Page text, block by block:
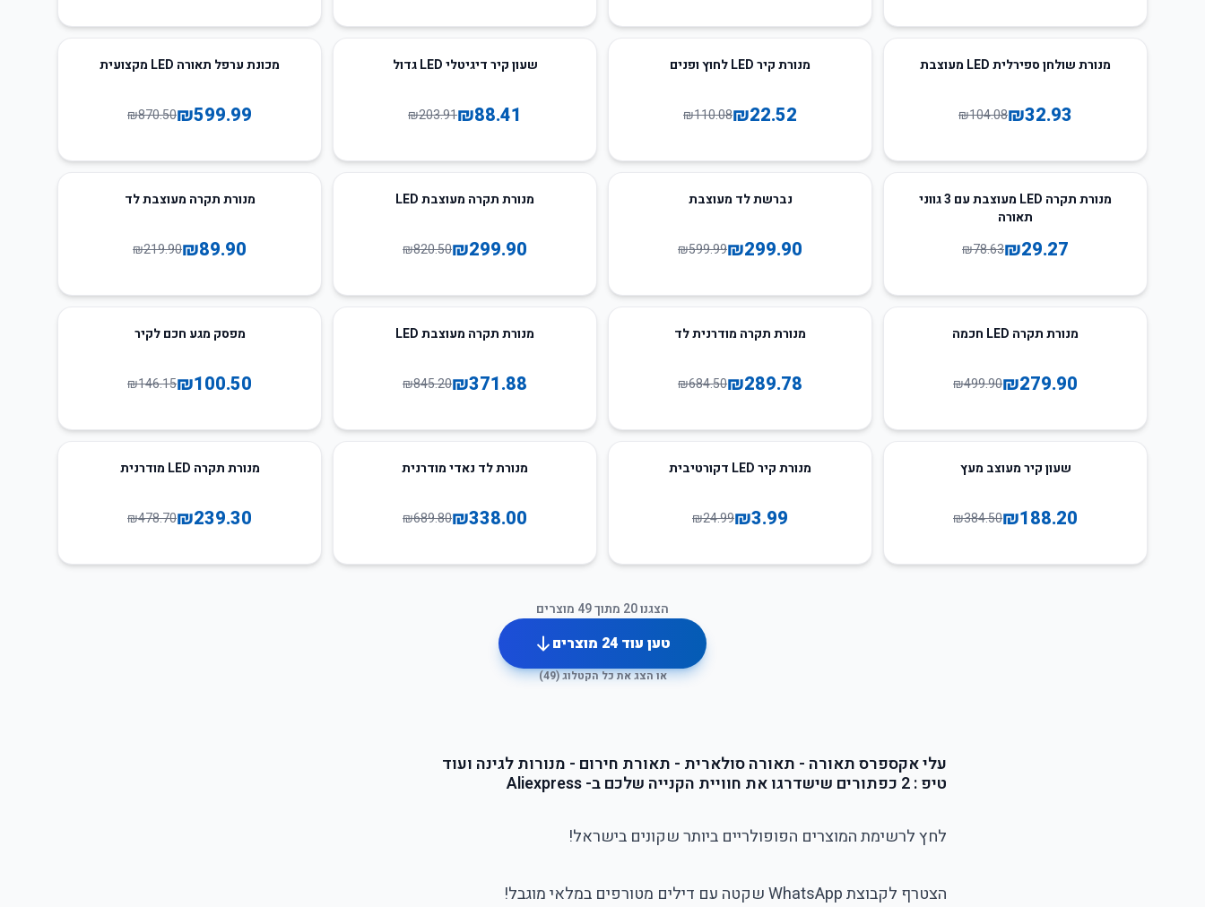
מנורת שולחן ספירלית LED מעוצבת
₪32.93
₪104.08
מנורת קיר LED לחוץ ופנים
₪22.52
₪110.08
שעון קיר דיגיטלי LED גדול
₪88.41
₪203.91
מכונת ערפל תאורה LED מקצועית
₪599.99
₪870.50
מנורת תקרה LED מעוצבת עם 3 גווני
תאורה
₪29.27
₪78.63
נברשת לד מעוצבת
₪299.90
₪599.99
מנורת תקרה מעוצבת LED
₪299.90
₪820.50
מנורת תקרה מעוצבת לד
₪89.90
₪219.90
מנורת תקרה LED חכמה
₪279.90
₪499.90
מנורת תקרה מודרנית לד
₪289.78
₪684.50
מנורת תקרה מעוצבת LED
₪371.88
₪845.20
מפסק מגע חכם לקיר
₪100.50
₪146.15
שעון קיר מעוצב מעץ
₪188.20
₪384.50
מנורת קיר LED דקורטיבית
₪3.99
₪24.99
מנורת לד נאדי מודרנית
₪338.00
₪689.80
מנורת תקרה LED מודרנית
₪239.30
₪478.70
הצגנו20 מתוך49 מוצרים
טען עוד 24 מוצרים
או הצג את כל הקטלוג (49
)
עלי אקספרס תאורה - תאורה סולארית - תאורת חירום - מנורות לגינה ועוד
טיפ : 2 כפתורים שישדרגו את חוויית הקנייה שלכם ב- Aliexpress
לחץ לרשימת המוצרים הפופולריים ביותר שקונים בישראל!
הצטרף לקבוצת WhatsApp שקטה עם דילים מטורפים במלאי מוגבל!